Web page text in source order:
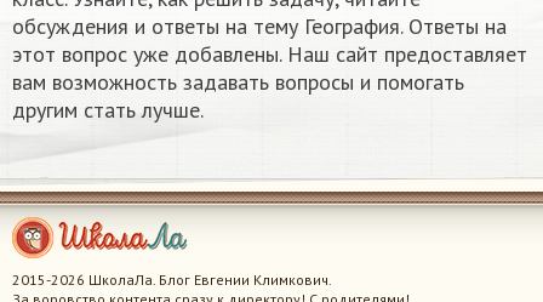
обсуждения и ответы на тему География. Ответы на
этот вопрос уже добавлены. Наш сайт предоставляет
вам возможность задавать вопросы и помогать
другим стать лучше.
2015-2026 ШколаЛа. Блог Евгении Климкович.